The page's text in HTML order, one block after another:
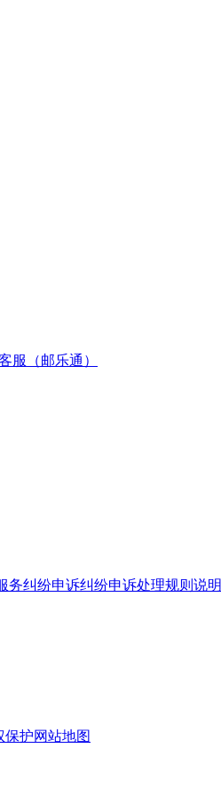
服（邮乐通）
务纠纷申诉纠纷申诉处理规则说明
保护网站地图